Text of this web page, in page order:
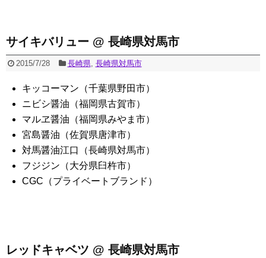
サイキバリュー @ 長崎県対馬市
2015/7/28 長崎県, 長崎県対馬市
キッコーマン（千葉県野田市）
ニビシ醤油（福岡県古賀市）
マルヱ醤油（福岡県みやま市）
宮島醤油（佐賀県唐津市）
対馬醤油江口（長崎県対馬市）
フジジン（大分県臼杵市）
CGC（プライベートブランド）
レッドキャベツ @ 長崎県対馬市